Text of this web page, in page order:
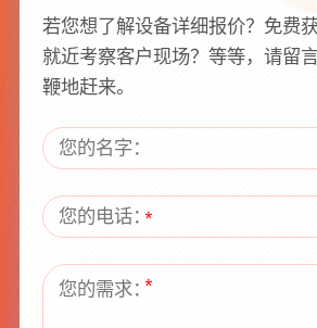
若您想了解设备详细报价？免费
就近考察客户现场？等等，请留
鞭地赶来。